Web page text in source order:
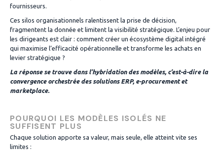
fournisseurs.
Ces silos organisationnels ralentissent la prise de décision,
fragmentent la donnée et limitent la visibilité stratégique. L’enjeu pour
les dirigeants est clair : comment créer un écosystème digital intégré
qui maximise l’efficacité opérationnelle et transforme les achats en
levier stratégique ?
La réponse se trouve dans l’hybridation des modèles, c’est-à-dire la
convergence orchestrée des solutions ERP, e-procurement et
marketplace.
POURQUOI LES MODÈLES ISOLÉS NE
SUFFISENT PLUS
Chaque solution apporte sa valeur, mais seule, elle atteint vite ses
limites :